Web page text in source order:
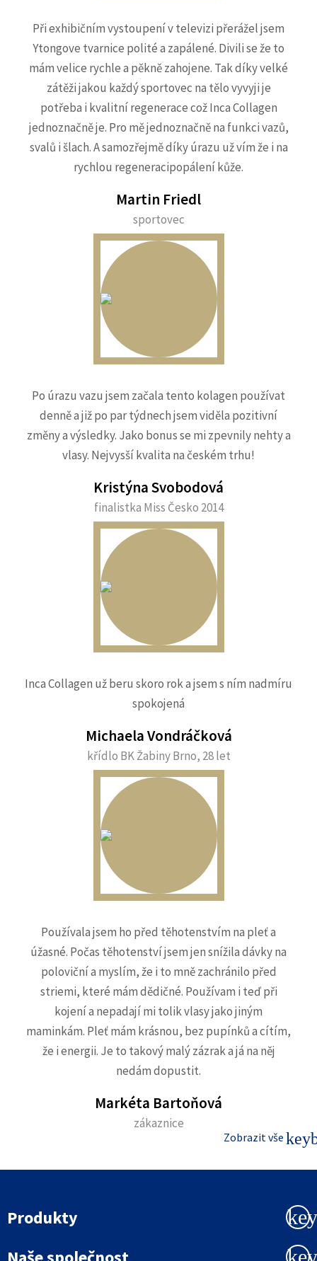
Při exhibičním vystoupení v televizi přerážel jsem
Ytongove tvarnice polité a zapálené. Divili se že to
mám velice rychle a pěkně zahojene. Tak díky velké
zátěži jakou každý sportovec na tělo vyvyji je
potřeba i kvalitní regenerace což Inca Collagen
jednoznačně je. Pro mě jednoznačně na funkci vazů,
svalů i šlach. A samozřejmě díky úrazu už vím že i na
rychlou regeneracipopálení kůže.
Martin Friedl
sportovec
Po úrazu vazu jsem začala tento kolagen používat
denně a již po par týdnech jsem viděla pozitivní
změny a výsledky. Jako bonus se mi zpevnily nehty a
vlasy. Nejvysší kvalita na českém trhu!
Kristýna Svobodová
finalistka Miss Česko 2014
Inca Collagen už beru skoro rok a jsem s ním nadmíru
spokojená
Michaela Vondráčková
křídlo BK Žabiny Brno, 28 let
Používala jsem ho před těhotenstvím na pleť a
úžasné. Počas těhotenství jsem jen snížila dávky na
poloviční a myslím, že i to mně zachránilo před
striemi, které mám dědičné. Používam i teď při
kojení a nepadají mi tolik vlasy jako jiným
maminkám. Pleť mám krásnou, bez pupínků a cítím,
že i energii. Je to takový malý zázrak a já na něj
nedám dopustit.
Markéta Bartoňová
zákaznice
Zobrazit vše
Produkty